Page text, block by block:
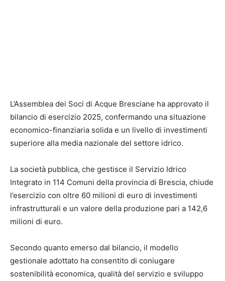
L’Assemblea dei Soci di Acque Bresciane ha approvato il
bilancio di esercizio 2025, confermando una situazione
economico-finanziaria solida e un livello di investimenti
superiore alla media nazionale del settore idrico.
La società pubblica, che gestisce il Servizio Idrico
Integrato in 114 Comuni della provincia di Brescia, chiude
l’esercizio con oltre 60 milioni di euro di investimenti
infrastrutturali e un valore della produzione pari a 142,6
milioni di euro.
Secondo quanto emerso dal bilancio, il modello
gestionale adottato ha consentito di coniugare
sostenibilità economica, qualità del servizio e sviluppo